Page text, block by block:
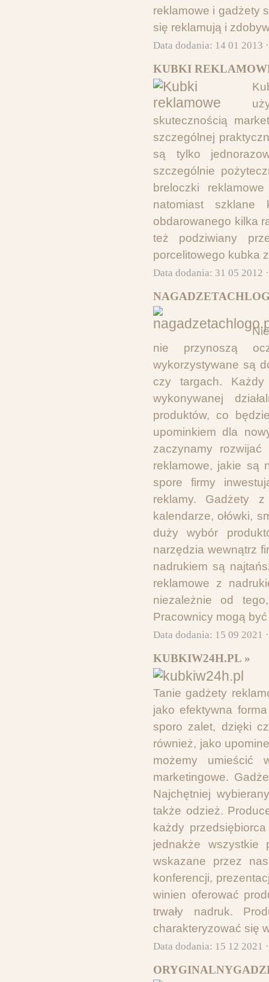
reklamowe i gadżety
się reklamują i
Data dodania: 14 01 2013
KUBKI
skutecznością
szczególnej
są tylko
szczególnie
breloczki
natomiast
obdarowanego kilka
też podziwiany
porcelitowego kubka
Data dodania: 31 05 2012
nie przynoszą
wykorzystywane są
czy targach.
wykonywanej
produktów, co
upominkiem dla
zaczynamy
reklamowe, jakie są
spore firmy
reklamy. Gadżety z
kalendarze, ołówki,
duży wybór
narzędzia wewnątrz
nadrukiem są
reklamowe z
niezależnie od
Pracownicy mogą
Data dodania: 15 09 2021
KUBKIW24H.PL »
Tanie gadżety
jako efektywna
sporo zalet, dzięki
również, jako
możemy umieścić
marketingowe.
Najchętniej
także odzież.
każdy
jednakże wszystkie
wskazane przez
konferencji,
winien oferować
trwały nadruk.
charakteryzować się
Data dodania: 15 12 2021